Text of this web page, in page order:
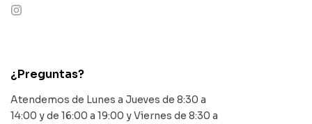
¿Preguntas?
Atendemos de Lunes a Jueves de 8:30 a
14:00 y de 16:00 a 19:00 y Viernes de 8:30 a